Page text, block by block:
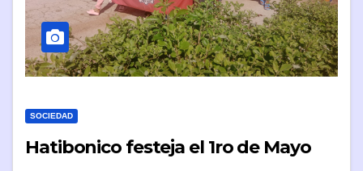
SOCIEDAD
Hatibonico festeja el 1ro de Mayo